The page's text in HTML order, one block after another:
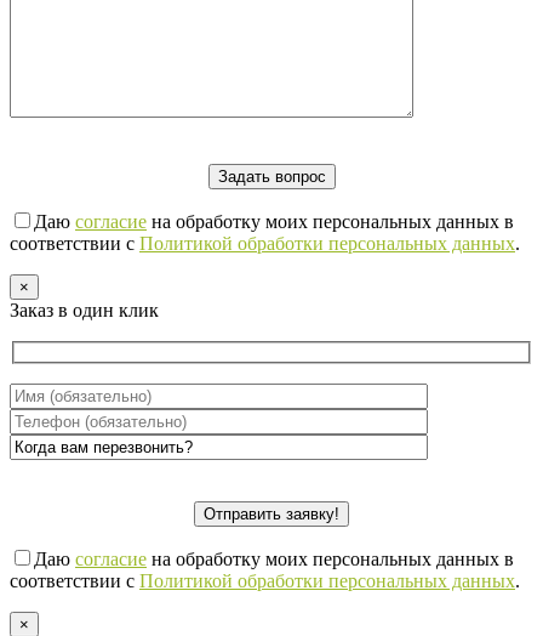
Даю согласие на обработку моих персональных данных в
соответствии с Политикой обработки персональных данных.
×
Заказ в один клик
Даю согласие на обработку моих персональных данных в
соответствии с Политикой обработки персональных данных.
×